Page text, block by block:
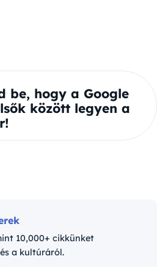
be, hogy a Google
között legyen a
10,000+ cikkünket
a kultúráról.